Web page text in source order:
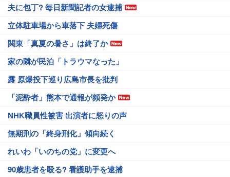
夫に包丁? 毎日新聞記者の女逮捕
立体駐車場から車落下 夫婦死傷
関東「真夏の暑さ」は終了か
家の隣が民泊「トラウマなった」
露 原爆投下巡り広島市長を批判
「泥酔者」熊本で通報が頻発か
NHK職員性被害 出演者に怒りの声
無期刑の「終身刑化」傾向続く
れいわ「いのちの党」に変更へ
90歳患者を殴る? 看護助手を逮捕